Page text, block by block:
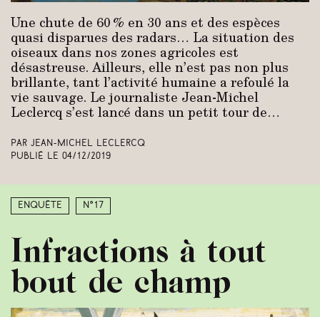
Une chute de 60 % en 30 ans et des espèces
quasi disparues des radars… La situation des
oiseaux dans nos zones agricoles est
désastreuse. Ailleurs, elle n’est pas non plus
brillante, tant l’activité humaine a refoulé la
vie sauvage. Le journaliste Jean-Michel
Leclercq s’est lancé dans un petit tour de…
Par Jean-Michel Leclercq
Publié le 04/12/2019
Enquête N°17
Infractions à tout
bout de champ